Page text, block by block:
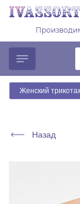
Женский
Назад